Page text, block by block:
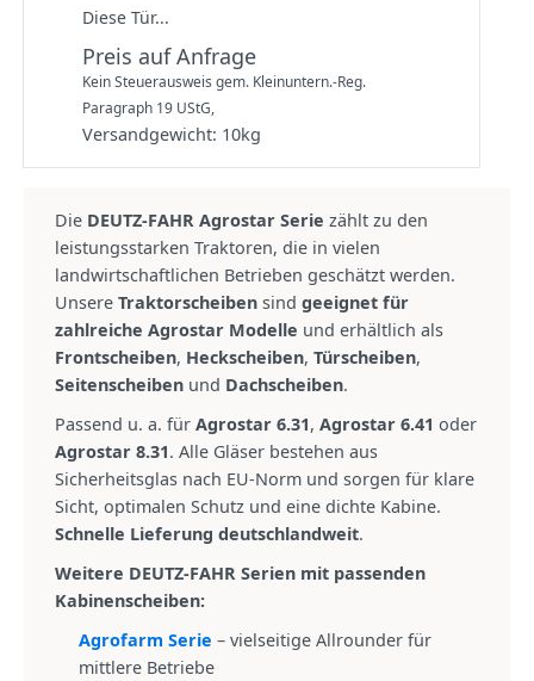
Diese Tür...
Preis auf Anfrage
Kein Steuerausweis gem. Kleinuntern.-Reg.
Paragraph 19 UStG,
Versandgewicht: 10kg
Die DEUTZ-FAHR Agrostar Serie zählt zu den
leistungsstarken Traktoren, die in vielen
landwirtschaftlichen Betrieben geschätzt werden.
Unsere Traktorscheiben sind geeignet für
zahlreiche Agrostar Modelle und erhältlich als
Frontscheiben, Heckscheiben, Türscheiben,
Seitenscheiben und Dachscheiben.
Passend u. a. für Agrostar 6.31, Agrostar 6.41 oder
Agrostar 8.31. Alle Gläser bestehen aus
Sicherheitsglas nach EU-Norm und sorgen für klare
Sicht, optimalen Schutz und eine dichte Kabine.
Schnelle Lieferung deutschlandweit.
Weitere DEUTZ-FAHR Serien mit passenden
Kabinenscheiben:
Agrofarm Serie – vielseitige Allrounder für
mittlere Betriebe